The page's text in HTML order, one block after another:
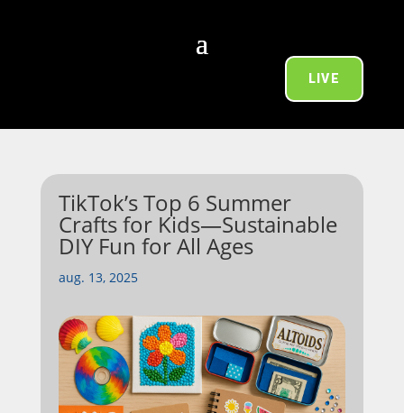
LIVE
TikTok’s Top 6 Summer
Crafts for Kids—Sustainable
DIY Fun for All Ages
aug. 13, 2025